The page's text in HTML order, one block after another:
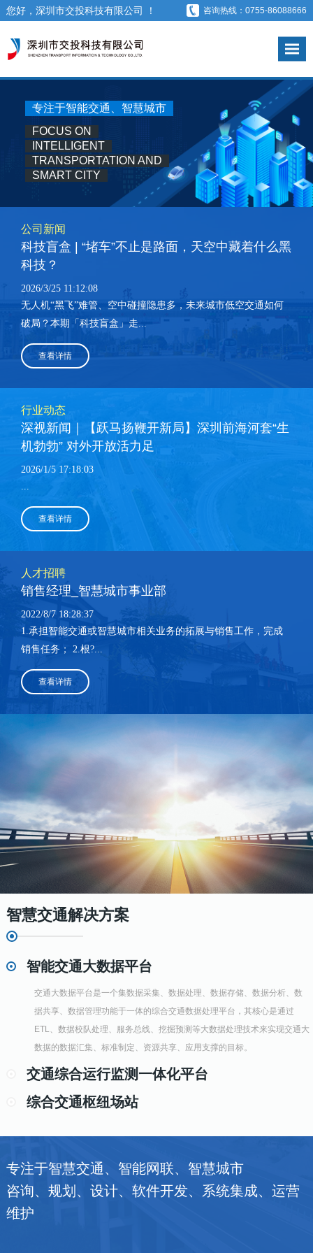
您好，深圳市交投科技有限公司 ！ 咨询热线：0755-86088666
专注于智能交通、智慧城市
FOCUS ON
INTELLIGENT
TRANSPORTATION AND
SMART CITY
公司新闻
科技盲盒 | “堵车”不止是路面，天空中藏着什么黑
科技？
2026/3/25 11:12:08
无人机“黑飞”难管、空中碰撞隐患多，未来城市低空交通如何
破局？本期「科技盲盒」走...
查看详情
行业动态
深视新闻｜【跃马扬鞭开新局】深圳前海河套“生
机勃勃” 对外开放活力足
2026/1/5 17:18:03
...
查看详情
人才招聘
销售经理_智慧城市事业部
2022/8/7 18:28:37
1.承担智能交通或智慧城市相关业务的拓展与销售工作，完成
销售任务； 2.根?...
查看详情
智慧交通解决方案
智能交通大数据平台
交通大数据平台是一个集数据采集、数据处理、数据存储、数据分析、数
据共享、数据管理功能于一体的综合交通数据处理平台，其核心是通过
ETL、数据校队处理、服务总线、挖掘预测等大数据处理技术来实现交通大
数据的数据汇集、标准制定、资源共享、应用支撑的目标。
交通综合运行监测一体化平台
综合交通枢纽场站
专注于智慧交通、智能网联、智慧城市
咨询、规划、设计、软件开发、系统集成、运营
维护